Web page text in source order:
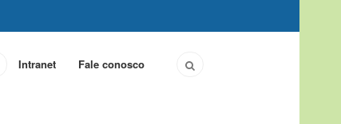
Intranet Fale conosco